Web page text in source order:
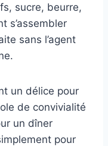
sucre, beurre,
s’assembler
sans l’agent
un délice pour
de convivialité
un dîner
pour